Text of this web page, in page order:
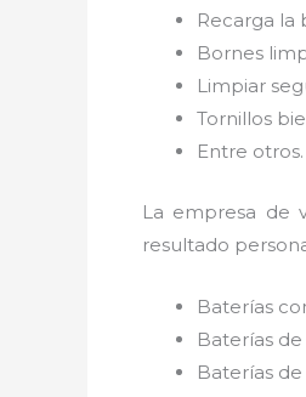
Recarga la
Bornes
Limpiar
Tornillos
Entre otros.
La empresa de
resultado
Baterías
Baterías
Baterías de